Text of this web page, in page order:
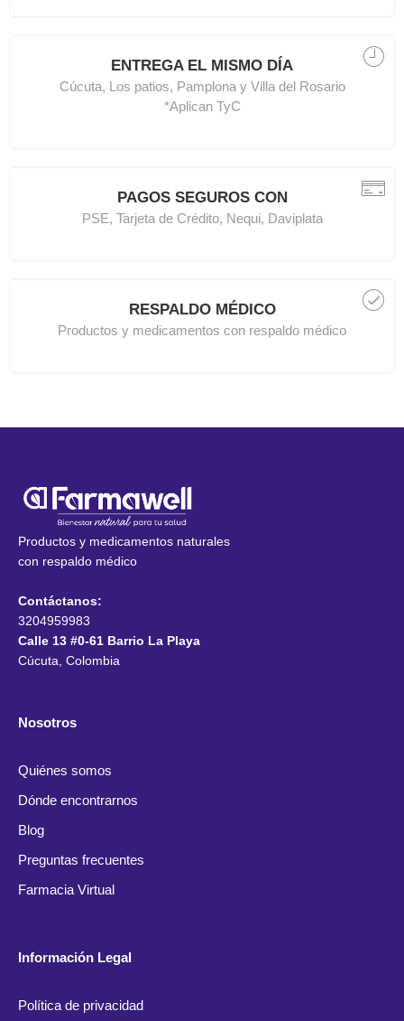
ENTREGA EL MISMO DÍA
Cúcuta, Los patios, Pamplona y Villa del Rosario
*Aplican TyC
PAGOS SEGUROS CON
PSE, Tarjeta de Crédito, Nequi, Daviplata
RESPALDO MÉDICO
Productos y medicamentos con respaldo médico
Productos y medicamentos naturales
con respaldo médico
Contáctanos:
3204959983
Calle 13 #0-61 Barrio La Playa
Cúcuta, Colombia
Nosotros
Quiénes somos
Dónde encontrarnos
Blog
Preguntas frecuentes
Farmacia Virtual
Información Legal
Política de privacidad